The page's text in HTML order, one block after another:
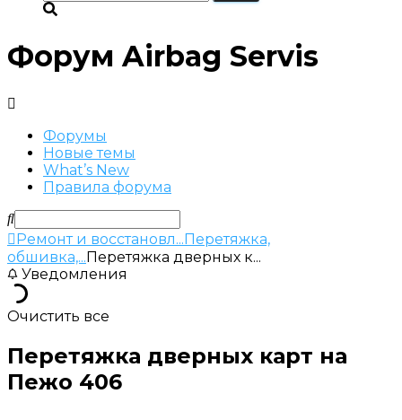
Форум Airbag Servis
Форумы
Новые темы
What’s New
Правила форума
Ремонт и восстановл...Перетяжка,
обшивка,...Перетяжка дверных к...
Уведомления
Очистить все
Перетяжка дверных карт на
Пежо 406